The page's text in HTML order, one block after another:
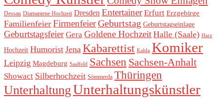
Dessau Diamantene Hochzeit Dresden Entertainer Erfurt Erzgebirge
Familienfeier FirmenfeierGeburtstag Geburtstagseinlage
Geburtstagsfeier Gera Goldene Hochzeit Halle (Saale) Harz
Hochzeit Humorist Jena Kabarettist Kahla Komiker
Leipzig Magdeburg Saalfeld Sachsen Sachsen-Anhalt
Showact Silberhochzeit Sömmerda Thüringen
UnterhaltungUnterhaltungskünstler